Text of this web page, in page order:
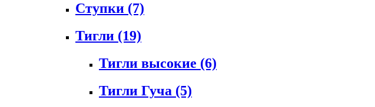
Ступки (7)
Тигли (19)
Тигли высокие (6)
Тигли Гуча (5)